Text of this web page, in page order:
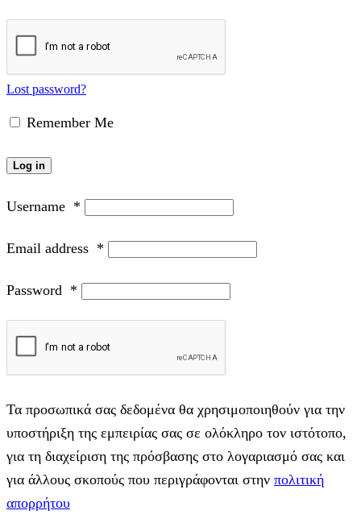
Lost password?
Remember Me
Log in
Username *
Email address *
Password *
Τα προσωπικά σας δεδομένα θα χρησιμοποιηθούν για την
υποστήριξη της εμπειρίας σας σε ολόκληρο τον ιστότοπο,
για τη διαχείριση της πρόσβασης στο λογαριασμό σας και
για άλλους σκοπούς που περιγράφονται στην πολιτική
απορρήτου